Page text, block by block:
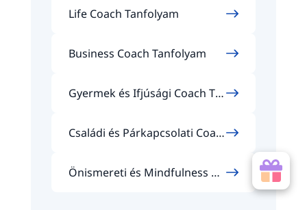
Life Coach Tanfolyam
Business Coach Tanfolyam
Gyermek és Ifjúsági Coach Ta
Családi és Párkapcsolati Coac
Önismereti és Mindfulness Co